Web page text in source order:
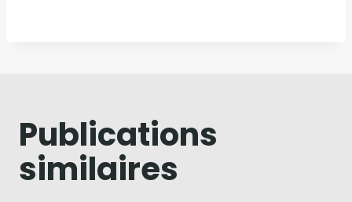
Publications
similaires